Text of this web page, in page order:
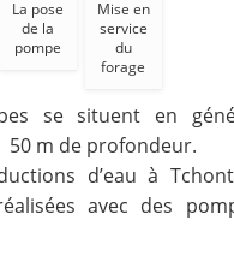
La pose
de la
pompe
Mise en
service
du
forage
se situent en
m de profondeur.
d’eau à
avec des